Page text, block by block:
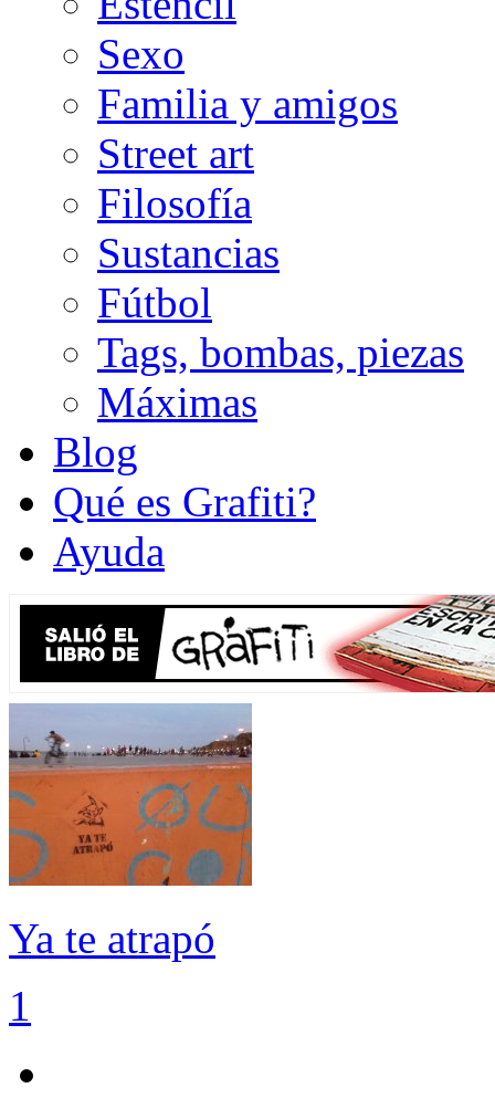
Sexo
Familia y amigos
Street art
Filosofía
Sustancias
Fútbol
Tags, bombas, piezas
Máximas
Blog
Qué es Grafiti?
Ayuda
Ya te atrapó
1